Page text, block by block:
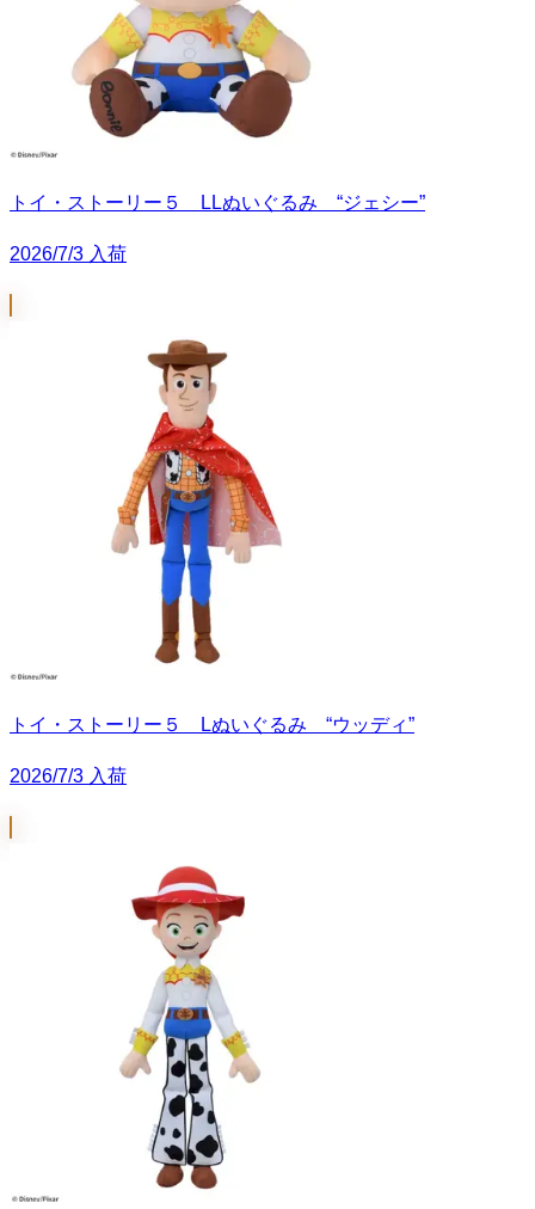
トイ・ストーリー５ LLぬいぐるみ “ジェシー”
2026/7/3 入荷
トイ・ストーリー５ Lぬいぐるみ “ウッディ”
2026/7/3 入荷